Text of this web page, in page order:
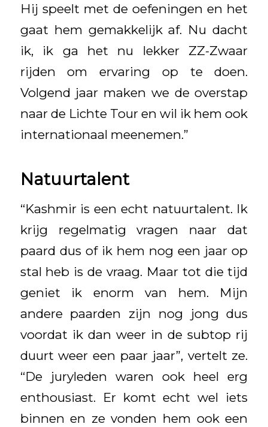
Hij speelt met de oefeningen en het
gaat hem gemakkelijk af. Nu dacht
ik, ik ga het nu lekker ZZ-Zwaar
rijden om ervaring op te doen.
Volgend jaar maken we de overstap
naar de Lichte Tour en wil ik hem ook
internationaal meenemen.”
Natuurtalent
“Kashmir is een echt natuurtalent. Ik
krijg regelmatig vragen naar dat
paard dus of ik hem nog een jaar op
stal heb is de vraag. Maar tot die tijd
geniet ik enorm van hem. Mijn
andere paarden zijn nog jong dus
voordat ik dan weer in de subtop rij
duurt weer een paar jaar”, vertelt ze.
“De juryleden waren ook heel erg
enthousiast. Er komt echt wel iets
binnen en ze vonden hem ook een